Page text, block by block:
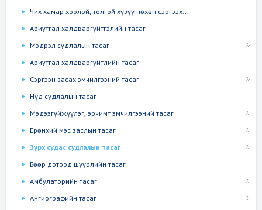
Чих хамар хоолой, толгой хүзүү нөхөн сэргээх...
Ариутгал халдваргүйтгэлийн тасаг
Мэдрэл судлалын тасаг
Ариутгал халдваргүйтлийн тасаг
Сэргээн засах эмчилгээний тасаг
Нүд судлалын тасаг
Мэдээгүйжүүлэг, эрчимт эмчилгээний тасаг
Ерөнхий мэс заслын тасаг
Зүрх судас судлалын тасаг
Бөөр дотоод шүүрлийн тасаг
Амбулаторийн тасаг
Ангиографийн тасаг